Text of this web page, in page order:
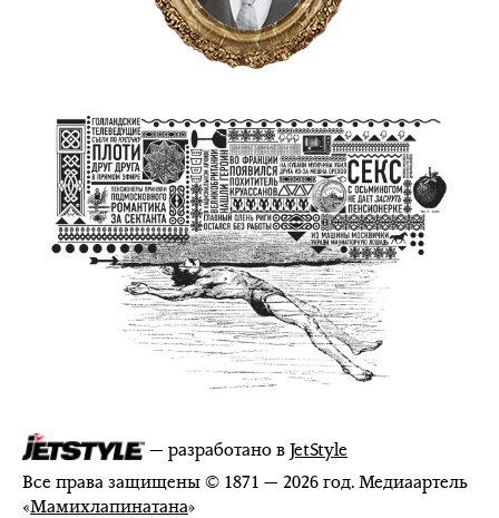
— разработано вJetStyle
Все права защищены © 1871 — 2026 год. Медиаартель
«Мамихлапинатана»